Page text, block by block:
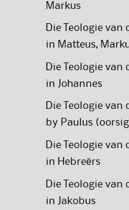
Markus
Die Teologie van
in Matteus,
Die Teologie
in Johannes
Die Teologie van
by Paulus
Die Teologie
in Hebreërs
Die Teologie
in Jakobus